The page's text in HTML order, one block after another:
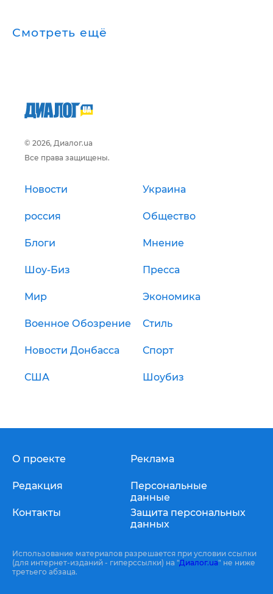
Смотреть ещё
© 2026, Диалог.ua
Все права защищены.
Новости Украина
россия Общество
Блоги Мнение
Шоу-Биз Пресса
Мир Экономика
Военное Обозрение Стиль
Новости Донбасса Спорт
США Шоубиз
О проекте
Редакция
Контакты
Реклама
Персональные
данные
Защита персональных
данных
Использование материалов разрешается при условии ссылки
(для интернет-изданий - гиперссылки) на "Диалог.ua" не ниже
третьего абзаца.